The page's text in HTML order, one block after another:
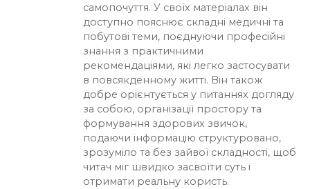
самопочуття. У своїх матеріалах він
доступно пояснює складні медичні та
побутові теми, поєднуючи професійні
знання з практичними
рекомендаціями, які легко застосувати
в повсякденному житті. Він також
добре орієнтується у питаннях догляду
за собою, організації простору та
формування здорових звичок,
подаючи інформацію структуровано,
зрозуміло та без зайвої складності, щоб
читач міг швидко засвоїти суть і
отримати реальну користь.